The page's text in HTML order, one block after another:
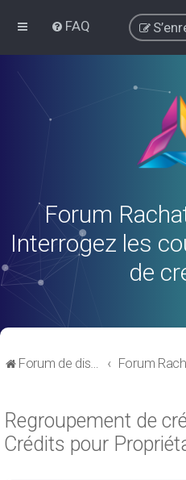
FAQ
Forum
Interrogez les
de
Forum de discussions sur le Regroupement de Crédits et le Rachat de Crédits
Regroupement de
Crédits pour